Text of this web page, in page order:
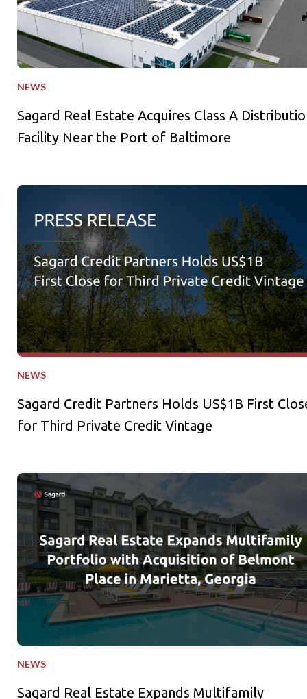
NEWS
Sagard Real Estate Acquires Class A
Facility Near the Port of Baltimore
Sagard Credit Partners Holds US$1B First Close for Third
NEWS
Sagard Credit Partners Holds US$1B First
for Third Private Credit Vintage
Sagard Real Estate Expands Multifamily Portfolio with
NEWS
Sagard Real Estate Expands Multifamily